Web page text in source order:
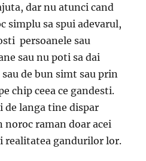
dar nu atunci cand
simplu sa spui adevarul,
persoanele sau
sau nu poti sa dai
de bun simt sau prin
chip ceea ce gandesti.
de langa tine dispar
raman doar acei
realitatea gandurilor lor.